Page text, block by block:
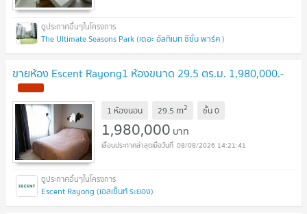
The Ultimate Seasons Park (เดอะ อัลทิเมท ซีซั่น พาร์ค )
ขายห้อง Escent Rayong1 ห้องขนาด 29.5 ตร.ม. 1,980,000.-
1 ห้องนอน 29.5 m2 ชั้น0
1,980,000 บาท
08/08/2026 14:21:41
Escent Rayong (เอสเซ็นท์ ระยอง)